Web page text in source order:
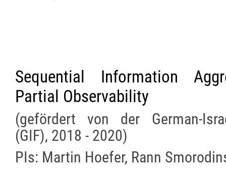
Sequential Information
Partial Observability
(gefördert von der German-
(GIF), 2018 - 2020)
PIs: Martin Hoefer, Rann